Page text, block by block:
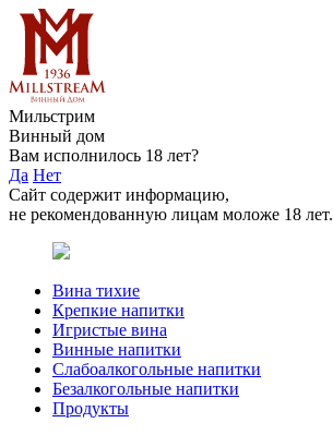
Мильстрим
Винный дом
Вам исполнилось 18 лет?
Да Нет
Сайт содержит информацию,
не рекомендованную лицам моложе 18 лет.
Вина тихие
Крепкие напитки
Игристые вина
Винные напитки
Слабоалкогольные напитки
Безалкогольные напитки
Продукты